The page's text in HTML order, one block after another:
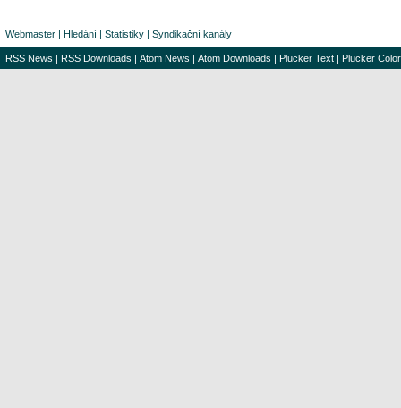
Webmaster | Hledání | Statistiky | Syndikační kanály
RSS News | RSS Downloads | Atom News | Atom Downloads | Plucker Text | Plucker Color